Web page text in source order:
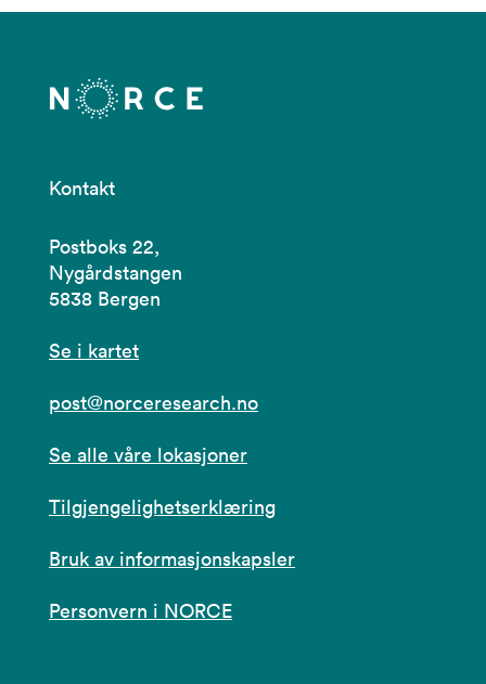
Kontakt
Postboks 22,
Nygårdstangen
5838 Bergen
Se i kartet
post@norceresearch.no
Se alle våre lokasjoner
Tilgjengelighetserklæring
Bruk av informasjonskapsler
Personvern i NORCE